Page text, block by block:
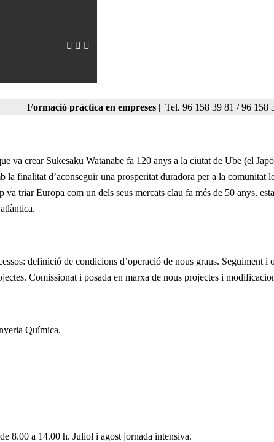
Formació pràctica en empreses| Tel. 96 158 39 81 / 96 158
va crear Sukesaku Watanabe fa 120 anys a la ciutat de Ube (el
finalitat d’aconseguir una prosperitat duradora per a la comunitat
triar Europa com un dels seus mercats clau fa més de 50 anys,
definició de condicions d’operació de nous graus.
Comissionat i posada en marxa de nous projectes i
Química.
8.00 a 14.00 h. Juliol i agost jornada intensiva.